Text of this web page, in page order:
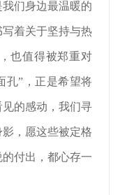
们身边最温暖的
着关于坚持与热
也值得被郑重对
孔”，正是希望将
的感动，我们寻
，愿这些被定格
付出，都心存一